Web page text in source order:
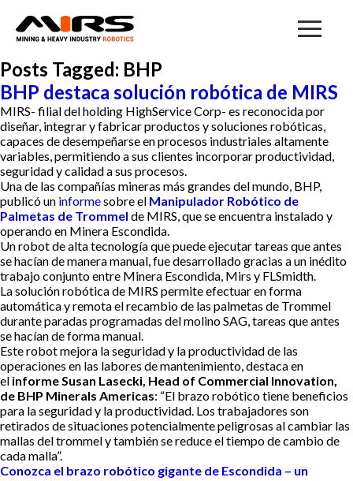
Posts Tagged: BHP
BHP destaca solución robótica de MIRS
MIRS- filial del holding HighService Corp- es reconocida por
diseñar, integrar y fabricar productos y soluciones robóticas,
capaces de desempeñarse en procesos industriales altamente
variables, permitiendo a sus clientes incorporar productividad,
seguridad y calidad a sus procesos.
Una de las compañías mineras más grandes del mundo, BHP,
publicó un informesobre el Manipulador Robótico de
Palmetas de Trommel de MIRS, que se encuentra instalado y
operando en Minera Escondida.
Un robot de alta tecnología que puede ejecutar tareas que antes
se hacían de manera manual, fue desarrollado gracias a un inédito
trabajo conjunto entre Minera Escondida, Mirs y FLSmidth.
La solución robótica de MIRS permite efectuar en forma
automática y remota el recambio de las palmetas de Trommel
durante paradas programadas del molino SAG, tareas que antes
se hacían de forma manual.
Este robot mejora la seguridad y la productividad de las
operaciones en las labores de mantenimiento, destaca en
el informe Susan Lasecki, Head of Commercial Innovation,
de BHP Minerals Americas: “El brazo robótico tiene beneficios
para la seguridad y la productividad. Los trabajadores son
retirados de situaciones potencialmente peligrosas al cambiar las
mallas del trommel y también se reduce el tiempo de cambio de
cada malla”.
Conozca el brazo robótico gigante de Escondida – un